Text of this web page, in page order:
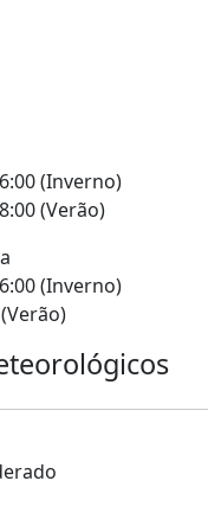
(Inverno)
(Verão)
(Inverno)